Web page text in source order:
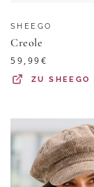
SHEEGO
Creole
59,99€
ZUSHEEGO